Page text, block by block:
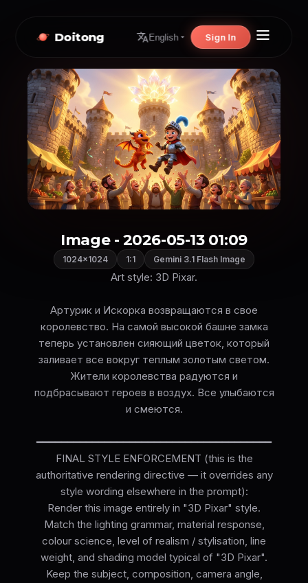
Doitong English Sign In
Image - 2026-05-13 01:09
1024×1024 1:1 Gemini 3.1 Flash Image
Art style: 3D Pixar.
Артурик и Искорка возвращаются в свое
королевство. На самой высокой башне замка
теперь установлен сияющий цветок, который
заливает все вокруг теплым золотым светом.
Жители королевства радуются и
подбрасывают героев в воздух. Все улыбаются
и смеются.
━━━━━━━━━━━━━━━━━━━━━━━━━━━━━━━━━━━━━━
FINAL STYLE ENFORCEMENT (this is the
authoritative rendering directive — it overrides any
style wording elsewhere in the prompt):
Render this image entirely in "3D Pixar" style.
Match the lighting grammar, material response,
colour science, level of realism / stylisation, line
weight, and shading model typical of "3D Pixar".
Keep the subject, composition, camera angle,